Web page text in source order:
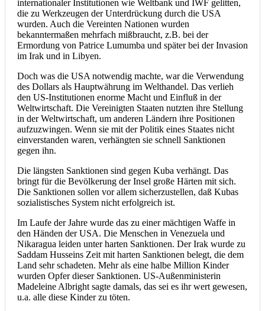
internationaler Institutionen wie Weltbank und IWF gelitten,
die zu Werkzeugen der Unterdrückung durch die USA
wurden. Auch die Vereinten Nationen wurden
bekanntermaßen mehrfach mißbraucht, z.B. bei der
Ermordung von Patrice Lumumba und später bei der Invasion
im Irak und in Libyen.
Doch was die USA notwendig machte, war die Verwendung
des Dollars als Hauptwährung im Welthandel. Das verlieh
den US-Institutionen enorme Macht und Einfluß in der
Weltwirtschaft. Die Vereinigten Staaten nutzten ihre Stellung
in der Weltwirtschaft, um anderen Ländern ihre Positionen
aufzuzwingen. Wenn sie mit der Politik eines Staates nicht
einverstanden waren, verhängten sie schnell Sanktionen
gegen ihn.
Die längsten Sanktionen sind gegen Kuba verhängt. Das
bringt für die Bevölkerung der Insel große Härten mit sich.
Die Sanktionen sollen vor allem sicherzustellen, daß Kubas
sozialistisches System nicht erfolgreich ist.
Im Laufe der Jahre wurde das zu einer mächtigen Waffe in
den Händen der USA. Die Menschen in Venezuela und
Nikaragua leiden unter harten Sanktionen. Der Irak wurde zu
Saddam Husseins Zeit mit harten Sanktionen belegt, die dem
Land sehr schadeten. Mehr als eine halbe Million Kinder
wurden Opfer dieser Sanktionen. US-Außenministerin
Madeleine Albright sagte damals, das sei es ihr wert gewesen,
u.a. alle diese Kinder zu töten.